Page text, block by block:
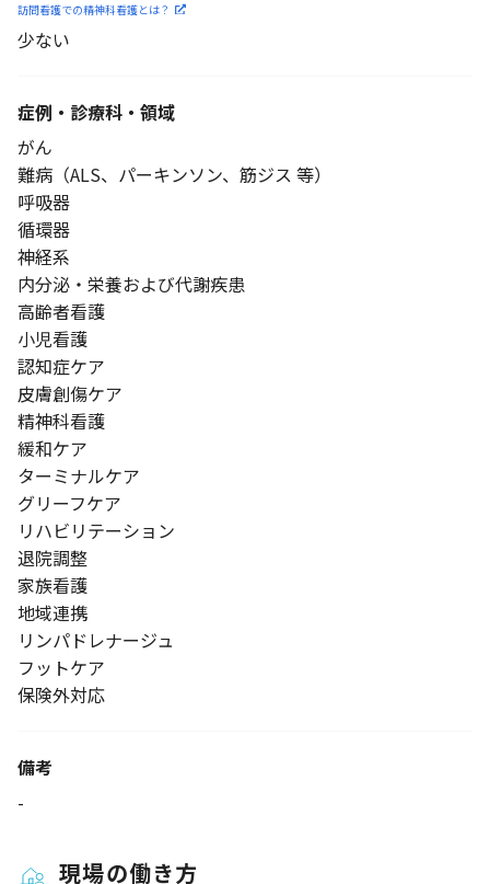
訪問看護での精神科看護とは？
少ない
症例・診療科・ 領域
がん
難病（ALS、パーキンソン、筋ジス 等）
呼吸器
循環器
神経系
内分泌・栄養および代謝疾患
高齢者看護
小児看護
認知症ケア
皮膚創傷ケア
精神科看護
緩和ケア
ターミナルケア
グリーフケア
リハビリテーション
退院調整
家族看護
地域連携
リンパドレナージュ
フットケア
保険外対応
備考
-
現場の働き方